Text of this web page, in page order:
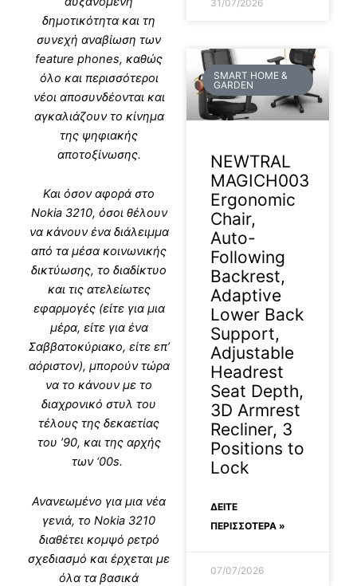
δημοτικότητα και τη
συνεχή αναβίωση των
feature phones, καθώς
όλο και περισσότεροι
νέοι αποσυνδέονται και
αγκαλιάζουν το κίνημα
της ψηφιακής
αποτοξίνωσης.
Και όσον αφορά στο
Nokia 3210, όσοι θέλουν
να κάνουν ένα διάλειμμα
από τα μέσα κοινωνικής
δικτύωσης, το διαδίκτυο
και τις ατελείωτες
εφαρμογές (είτε για μια
μέρα, είτε για ένα
Σαββατοκύριακο, είτε επ’
αόριστον), μπορούν τώρα
να το κάνουν με το
διαχρονικό στυλ του
τέλους της δεκαετίας
του ’90, και της αρχής
των ‘00s.
Ανανεωμένο για μια νέα
γενιά, το Nokia 3210
διαθέτει κομψό ρετρό
σχεδιασμό και έρχεται με
όλα τα βασικά
31/07/2026
SMART HOME &
GARDEN
NEWTRAL
MAGICH003
Ergonomic
Chair,
Auto-
Following
Backrest,
Adaptive
Lower Back
Support,
Adjustable
Headrest
Seat Depth,
3D Armrest
Recliner, 3
Positions to
Lock
ΔΕΊΤΕ
ΠΕΡΙΣΣΟΤΕΡΑ »
07/07/2026